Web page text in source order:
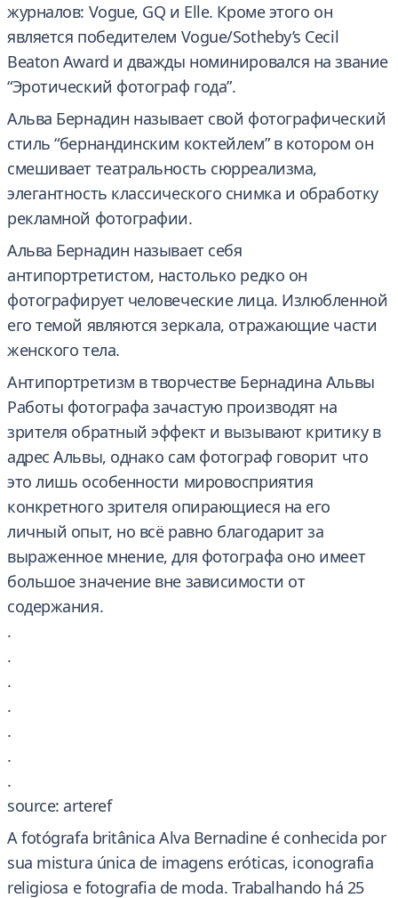
журналов: Vogue, GQ и Elle. Кроме этого он
является победителем Vogue/Sotheby’s Cecil
Beaton Award и дважды номинировался на звание
“Эротический фотограф года”.
Альва Бернадин называет свой фотографический
стиль “бернандинским коктейлем” в котором он
смешивает театральность сюрреализма,
элегантность классического снимка и обработку
рекламной фотографии.
Альва Бернадин называет себя
антипортретистом, настолько редко он
фотографирует человеческие лица. Излюбленной
его темой являются зеркала, отражающие части
женского тела.
Антипортретизм в творчестве Бернадина Альвы
Работы фотографа зачастую производят на
зрителя обратный эффект и вызывают критику в
адрес Альвы, однако сам фотограф говорит что
это лишь особенности мировосприятия
конкретного зрителя опирающиеся на его
личный опыт, но всё равно благодарит за
выраженное мнение, для фотографа оно имеет
большое значение вне зависимости от
содержания.
.
.
.
.
.
.
.
source: arteref
A fotógrafa britânica Alva Bernadine é conhecida por
sua mistura única de imagens eróticas, iconografia
religiosa e fotografia de moda. Trabalhando há 25